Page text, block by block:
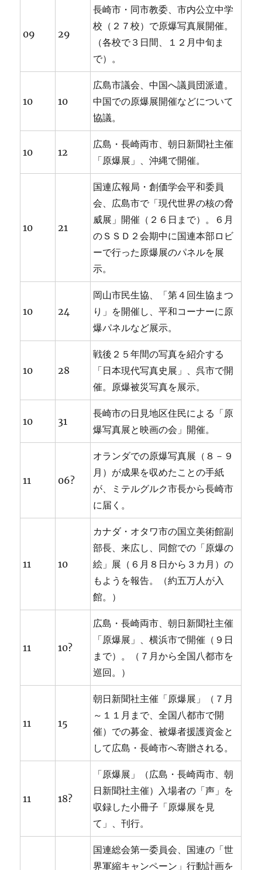
09 29
長崎市・同市教委、市内公立中学
校（２７校）で原爆写真展開催。
（各校で３日間、１２月中旬ま
で）。
10 10
広島市議会、中国へ議員団派遣。
中国での原爆展開催などについて
協議。
10 12
広島・長崎両市、朝日新聞社主催
「原爆展」、沖縄で開催。
10 21
国連広報局・創価学会平和委員
会、広島市で「現代世界の核の脅
威展」開催（２６日まで）。６月
のＳＳＤ２会期中に国連本部ロビ
ーで行った原爆展のパネルを展
示。
10 24
岡山市民生協、「第４回生協まつ
り」を開催し、平和コーナーに原
爆パネルなど展示。
10 28
戦後２５年間の写真を紹介する
「日本現代写真史展」、呉市で開
催。原爆被災写真を展示。
10 31
長崎市の日見地区住民による「原
爆写真展と映画の会」開催。
11 06?
オランダでの原爆写真展（８－９
月）が成果を収めたことの手紙
が、ミテルグルク市長から長崎市
に届く。
11 10
カナダ・オタワ市の国立美術館副
部長、来広し、同館での「原爆の
絵」展（６月８日から３カ月）の
もようを報告。（約五万人が入
館。）
11 10?
広島・長崎両市、朝日新聞社主催
「原爆展」、横浜市で開催（９日
まで）。（７月から全国八都市を
巡回。）
11 15
朝日新聞社主催「原爆展」（７月
～１１月まで、全国八都市で開
催）での募金、被爆者援護資金と
して広島・長崎市へ寄贈される。
11 18?
「原爆展」（広島・長崎両市、朝
日新聞社主催）入場者の「声」を
収録した小冊子「原爆展を見
て」、刊行。
国連総会第一委員会、国連の「世
界軍縮キャンペーン」行動計画を